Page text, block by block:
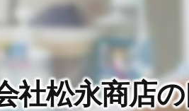
社松永商店